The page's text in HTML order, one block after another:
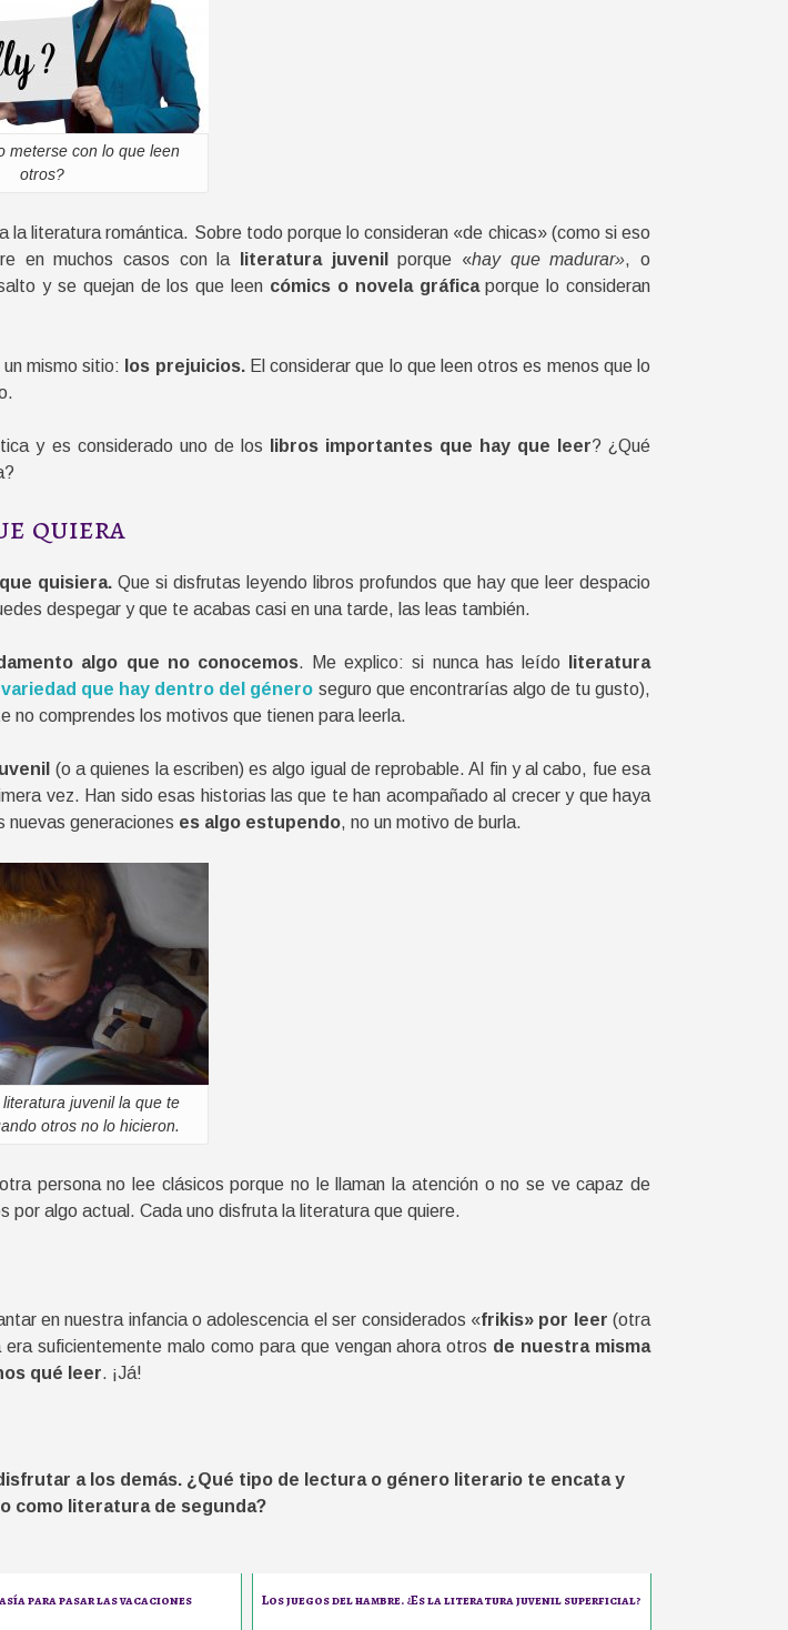
meterse con lo que leen
otros?
literatura romántica. Sobre todo porque lo consideran «de chicas» (como si eso
en muchos casos con la literatura juvenilporque «hay que madurar», o
y se quejan de los que leen cómics o novela gráficaporque lo consideran
mismo sitio: los prejuicios.El considerar que lo que leen otros es menos que lo
y es considerado uno de los libros importantes que hay que leer? ¿Qué
quiera
quisiera.Que si disfrutas leyendo libros profundos que hay que leer despacio
despegar y que te acabas casi en una tarde, las leas también.
algo que no conocemos. Me explico: si nunca has leído
literatura
que hay dentro del género seguro que encontrarías algo de tu gusto),
no comprendes los motivos que tienen para leerla.
(o a quienes la escriben) es algo igual de reprobable. Al fin y al cabo, fue esa
vez. Han sido esas historias las que te han acompañado al crecer y que haya
nuevas generaciones es algo estupendo, no un motivo de burla.
juvenil la que te
otros no lo hicieron.
persona no lee clásicos porque no le llaman la atención o no se ve capaz de
por algo actual. Cada uno disfruta la literatura que quiere.
en nuestra infancia o adolescencia el ser considerados «frikis» por leer (otra
suficientemente malo como para que vengan ahora otros de nuestra misma
qué leer. ¡Já!
a los demás. ¿Qué tipo de lectura o género literario te encata y
como literatura de segunda?
para pasar las vacaciones Los juegos del hambre. ¿Es la literatura juvenil superficial?